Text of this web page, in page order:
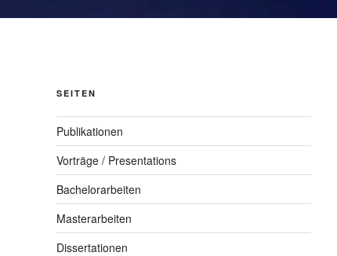
SEITEN
Publikationen
Vorträge / Presentations
Bachelorarbeiten
Masterarbeiten
Dissertationen